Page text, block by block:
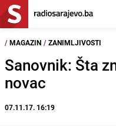
/ MAGAZIN / ZANIMLJIVOSTI
Sanovnik: Šta
novac
07.11.17. 16:19